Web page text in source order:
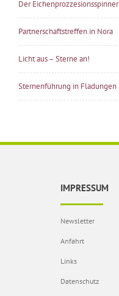
Der Eichenprozzesionsspinner
Partnerschaftstreffen in Nora
Licht aus – Sterne an!
Sternenführung in Fladungen
IMPRESSUM
Newsletter
Anfahrt
Links
Datenschutz